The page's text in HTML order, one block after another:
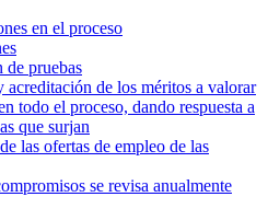
en el proceso
pruebas
acreditación de los méritos a valorar
todo el proceso, dando respuesta a
que surjan
las ofertas de empleo de las
se revisa anualmente